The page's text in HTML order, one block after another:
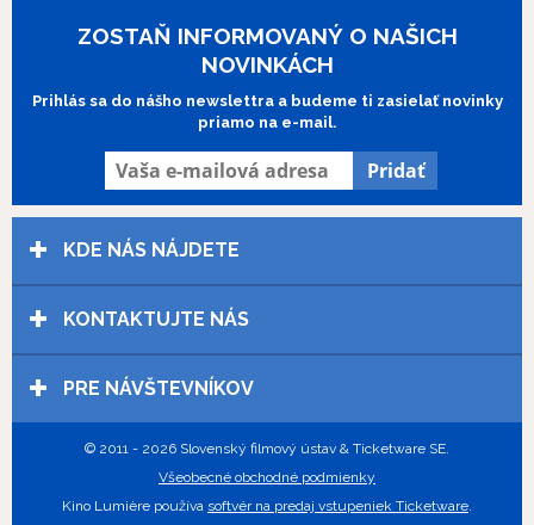
ZOSTAŇ INFORMOVANÝ O NAŠICH
NOVINKÁCH
Prihlás sa do nášho newslettra a budeme ti zasielať novinky
priamo na e-mail.
KDE NÁS NÁJDETE
KONTAKTUJTE NÁS
PRE NÁVŠTEVNÍKOV
© 2011 - 2026 Slovenský filmový ústav & Ticketware SE.
Všeobecné obchodné podmienky
Kino Lumière používa softvér na predaj vstupeniek Ticketware.